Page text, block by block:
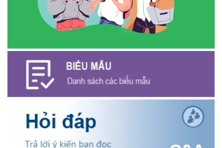
thư, Chủ tịch nước Tô Lâm
(26/07/2026)
VAY KÝ QUỸ ĐỐI VỚI NGƯỜI LAO ĐỘNG ĐI LÀM VIỆC TẠI HÀN
QUỐC
(24/07/2026)
HỘI NÔNG DÂN XÃ CƯ M’GAR ĐẠI DIỆN TỈNH ĐẮK LẮK QUẢNG
BÁ SẢN PHẨM OCOP TẠI TUẦN LỄ NÔNG SẢN VÀ SẢN PHẨM
OCOP TỈNH KHÁNH HÒA NĂM 2026
(18/07/2026)